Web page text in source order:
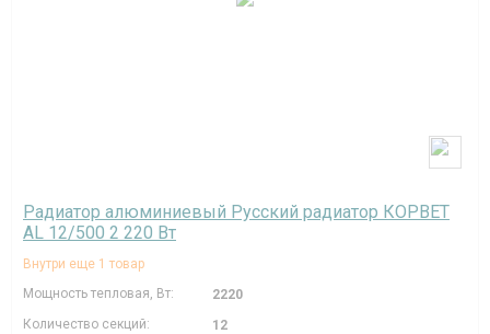
Радиатор алюминиевый Русский радиатор КОРВЕТ
AL 12/500 2 220 Вт
Внутри еще 1 товар
Мощность тепловая, Вт:
2220
Количество секций:
12